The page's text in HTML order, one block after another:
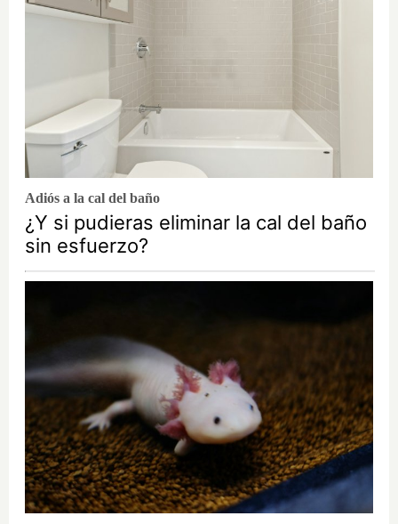
Adiós a la cal del baño
¿Y si pudieras eliminar la cal del baño
sin esfuerzo?